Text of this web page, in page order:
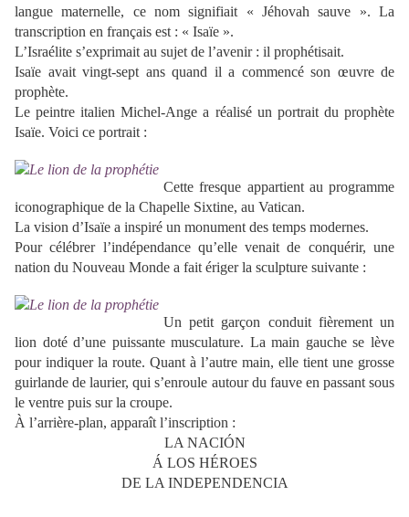
langue maternelle, ce nom signifiait « Jéhovah sauve ». La
transcription en français est : « Isaïe ».
L’Israélite s’exprimait au sujet de l’avenir : il prophétisait.
Isaïe avait vingt-sept ans quand il a commencé son œuvre de
prophète.
Le peintre italien Michel-Ange a réalisé un portrait du prophète
Isaïe. Voici ce portrait :
Cette fresque appartient au programme
iconographique de la Chapelle Sixtine, au Vatican.
La vision d’Isaïe a inspiré un monument des temps modernes.
Pour célébrer l’indépendance qu’elle venait de conquérir, une
nation du Nouveau Monde a fait ériger la sculpture suivante :
Un petit garçon conduit fièrement un
lion doté d’une puissante musculature. La main gauche se lève
pour indiquer la route. Quant à l’autre main, elle tient une grosse
guirlande de laurier, qui s’enroule autour du fauve en passant sous
le ventre puis sur la croupe.
À l’arrière-plan, apparaît l’inscription :
LA NACIÓN
Á LOS HÉROES
DE LA INDEPENDENCIA